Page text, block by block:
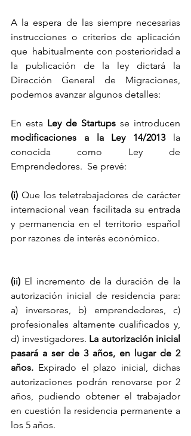
A la espera de las siempre necesarias
instrucciones o criterios de aplicación
que  habitualmente con posterioridad a
la publicación de la ley dictará la
Dirección General de Migraciones,
podemos avanzar algunos detalles:
En esta Ley de Startups
modificaciones a la Ley 14/2013 la
conocida como Ley de
Emprendedores.  Se prevé:
(i) Que los teletrabajadores de carácter
internacional vean facilitada su entrada
y permanencia en el territorio español
por razones de interés económico.
(ii) El incremento de la duración de la
autorización inicial de residencia para:
a) inversores, b) emprendedores, c)
profesionales altamente cualificados y,
d) investigadores. La autorización inicial
pasará a ser de 3 años, en lugar de 2
años. Expirado el plazo inicial, dichas
autorizaciones podrán renovarse por 2
años, pudiendo obtener el trabajador
en cuestión la residencia permanente a
los 5 años.